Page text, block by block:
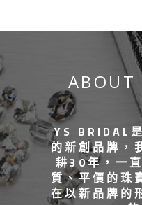
ABOUT
YS BRIDAL
的新創品牌，
耕30年，一
質、平價的珠
在以新品牌的